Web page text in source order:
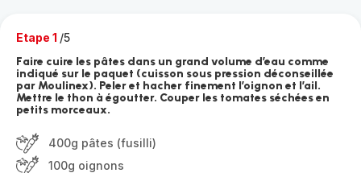
Etape 1 /5
Faire cuire les pâtes dans un grand volume d’eau comme
indiqué sur le paquet (cuisson sous pression déconseillée
par Moulinex). Peler et hacher finement l’oignon et l’ail.
Mettre le thon à égoutter. Couper les tomates séchées en
petits morceaux.
400g pâtes (fusilli)
100g oignons